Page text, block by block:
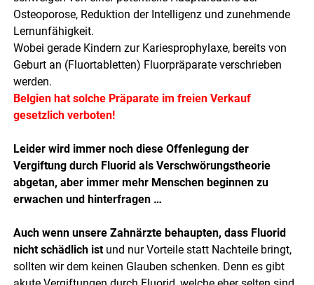
Osteoporose, Reduktion der Intelligenz und zunehmende
Lernunfähigkeit.
Wobei gerade Kindern zur Kariesprophylaxe, bereits von
Geburt an (Fluortabletten) Fluorpräparate verschrieben
werden.
Belgien hat solche Präparate im freien Verkauf
gesetzlich verboten!
Leider wird immer noch diese Offenlegung der
Vergiftung durch Fluorid als Verschwörungstheorie
abgetan, aber immer mehr Menschen beginnen zu
erwachen und hinterfragen …
Auch wenn unsere Zahnärzte behaupten, dass Fluorid
nicht schädlich istund nur Vorteile statt Nachteile bringt,
sollten wir dem keinen Glauben schenken. Denn es gibt